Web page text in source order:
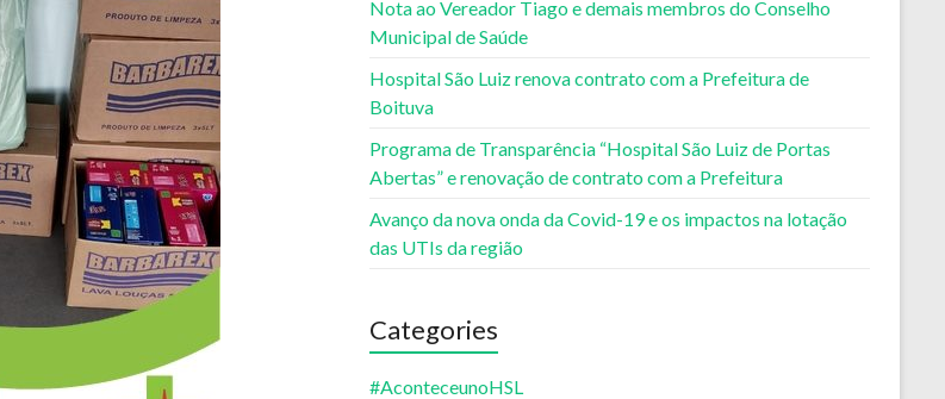
Nota ao Vereador Tiago e demais membros do Conselho
Municipal de Saúde
Hospital São Luiz renova contrato com a Prefeitura de
Boituva
Programa de Transparência “Hospital São Luiz de Portas
Abertas” e renovação de contrato com a Prefeitura
Avanço da nova onda da Covid-19 e os impactos na lotação
das UTIs da região
Categories
#AconteceunoHSL